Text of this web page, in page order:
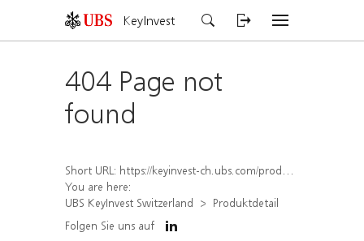
KeyInvest
404 Page not
found
Short URL: https://keyinvest-ch.ubs.com/produkt/detail/index/isin/CH1579649539
You are here:
UBS KeyInvest Switzerland
Produktdetail
Folgen Sie uns auf